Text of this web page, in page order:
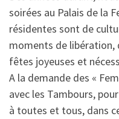
soirées au Palais de la
résidentes sont de
moments de libération,
fêtes joyeuses et
A la demande des «
avec les Tambours,
à toutes et tous, dans